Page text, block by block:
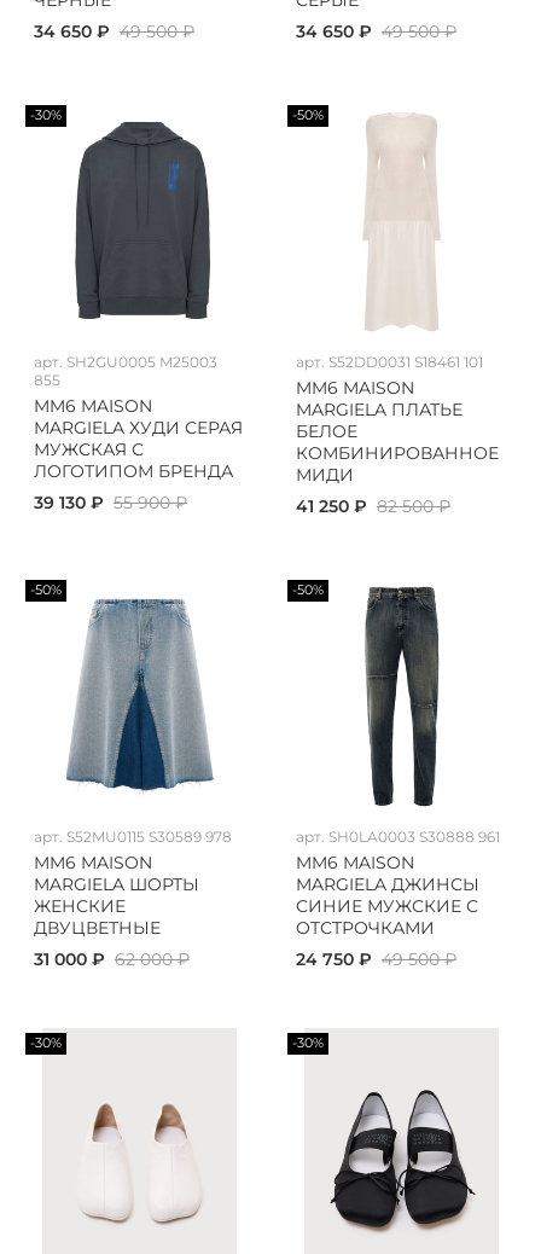
34 650 ₽ 49 500 ₽
34 650 ₽ 49 500 ₽
-30%
арт. SH2GU0005 M25003
855
MM6 MAISON
MARGIELA ХУДИ СЕРАЯ
МУЖСКАЯ С
ЛОГОТИПОМ БРЕНДА
39 130 ₽ 55 900 ₽
-50%
арт. S52DD0031 S18461 101
MM6 MAISON
MARGIELA ПЛАТЬЕ
БЕЛОЕ
КОМБИНИРОВАННОЕ
МИДИ
41 250 ₽ 82 500 ₽
-50%
арт. S52MU0115 S30589 978
MM6 MAISON
MARGIELA ШОРТЫ
ЖЕНСКИЕ
ДВУЦВЕТНЫЕ
31 000 ₽ 62 000 ₽
-50%
арт. SH0LA0003 S30888 961
MM6 MAISON
MARGIELA ДЖИНСЫ
СИНИЕ МУЖСКИЕ С
ОТСТРОЧКАМИ
24 750 ₽ 49 500 ₽
-30% -30%